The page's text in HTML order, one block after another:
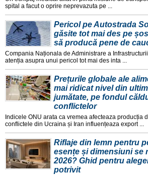
spital a facut o oprire neprevazuta pe ...
Pericol pe Autostrada
găsite tot mai des pe
să producă pene de
Compania Naționala de Administrare a
atenția asupra unui pericol tot mai des inta ...
Prețurile globale ale
mai ridicat nivel din
jumătate, pe fondul
conflictelor
Indicele ONU arata ca vremea afecteaza producția
conflictele din Ucraina și Iran influențeaza export ...
Riflaje din lemn pentru
esențe și dimensiuni se
2026? Ghid pentru
potrivit